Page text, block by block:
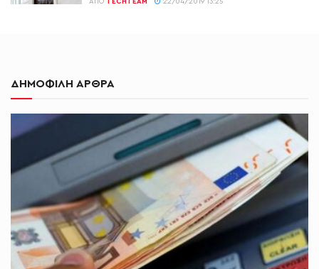
ΑΠΌ TECHTEAM 22/04/2019 13:25
ΔΗΜΟΦΙΛΗ ΑΡΘΡΑ